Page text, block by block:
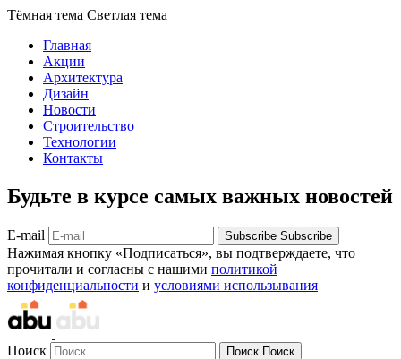
Тёмная тема Светлая тема
Главная
Акции
Архитектура
Дизайн
Новости
Строительство
Технологии
Контакты
Будьте в курсе самых важных новостей
E-mail Subscribe Subscribe
Нажимая кнопку «Подписаться», вы подтверждаете, что
прочитали и согласны с нашими политикой
конфиденциальности и условиями использывания
Поиск Поиск Поиск